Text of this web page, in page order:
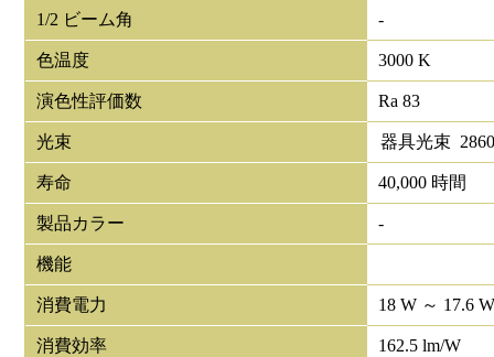
1/2 ビーム角 -
色温度 3000 K
演色性評価数 Ra 83
光束 器具光束
寿命 40,000 時間
製品カラー -
機能
消費電力 18 W ～ 17.6
消費効率 162.5 lm/W